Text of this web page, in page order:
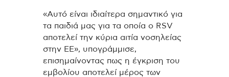
«Αυτό είναι ιδιαίτερα σημαντικό για
τα παιδιά μας για τα οποία ο RSV
αποτελεί την κύρια αιτία νοσηλείας
στην ΕΕ», υπογράμμισε,
επισημαίνοντας πως η έγκριση του
εμβολίου αποτελεί μέρος των